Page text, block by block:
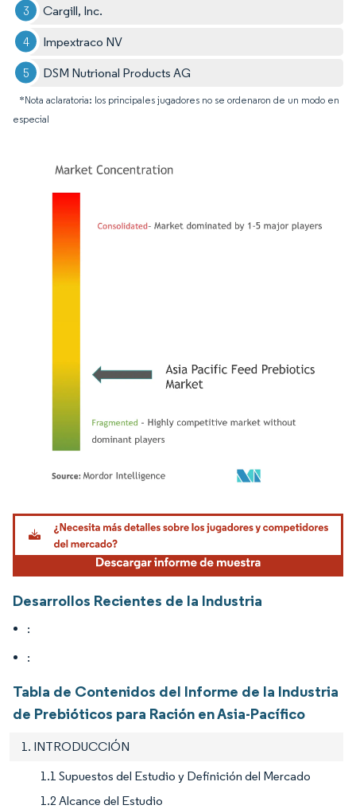
Cargill, Inc.
Impextraco NV
DSM Nutrional Products AG
*Nota aclaratoria: los principales jugadores no se ordenaron de un modo en
especial
Imagen © Mordor Intelligence. El uso requiere atribución según CC BY 4.0.
Desarrollos Recientes de la Industria
:
:
Tabla de Contenidos del Informe de la Industria
de Prebióticos para Ración en Asia-Pacífico
1. INTRODUCCIÓN
1.1 Supuestos del Estudio y Definición del Mercado
1.2 Alcance del Estudio